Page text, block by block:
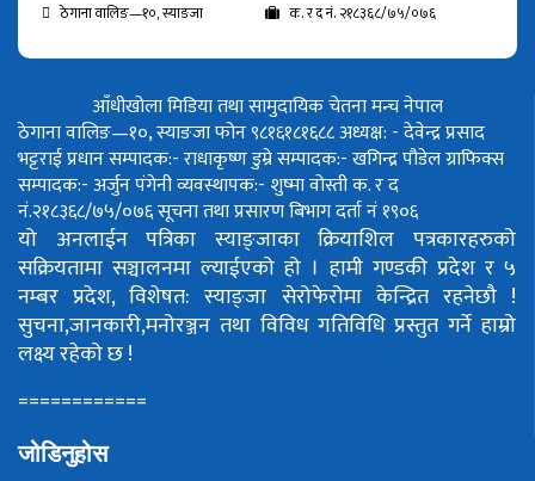
ठेगाना वालिङ—१०, स्याङजा
क. र द नं. २१८३६८/७५/०७६
आँधीखोला मिडिया तथा सामुदायिक चेतना मन्च नेपाल
ठेगाना वालिङ—१०, स्याङजा फोन ९८१६१८१६८८अध्यक्ष: - देवेन्द्र प्रसाद
भट्टराईप्रधान सम्पादक:- राधाकृष्ण डुम्रेसम्पादक:- खगिन्द्र पौडेलग्राफिक्स
सम्पादक:- अर्जुन पंगेनीव्यवस्थापक:- शुष्मा वोस्तीक. र द
नं.२१८३६८/७५/०७६सूचना तथा प्रसारण बिभाग दर्ता नं १९०६
यो अनलाईन पत्रिका स्याङ्जाका क्रियाशिल पत्रकारहरुको
सक्रियतामा सञ्चालनमा ल्याईएको हो । हामी गण्डकी प्रदेश र ५
नम्बर प्रदेश, विशेषत: स्याङ्जा सेरोफेरोमा केन्द्रित रहनेछौ !
सुचना,जानकारी,मनोरञ्जन तथा विविध गतिविधि प्रस्तुत गर्ने हाम्रो
लक्ष्य रहेको छ !
============
जोडिनुहोस